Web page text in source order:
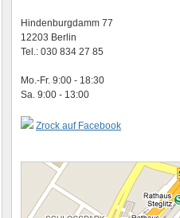
Hindenburgdamm 77
12203 Berlin
Tel.: 030 834 27 85
Mo.-Fr. 9:00 - 18:30
Sa. 9:00 - 13:00
Zrock auf Facebook